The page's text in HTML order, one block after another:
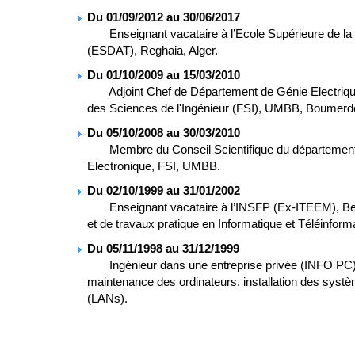
Du 01/09/2012 au 30/06/2017
Enseignant vacataire à l’Ecole Supérieure de la
(ESDAT), Reghaia, Alger.
Du 01/10/2009 au 15/03/2010
Adjoint Chef de Département de Génie
des Sciences de l'Ingénieur (FSI), UMBB,
Du 05/10/2008 au 30/03/2010
Membre du Conseil Scientifique du
Electronique, FSI, UMBB.
Du 02/10/1999 au 31/01/2002
Enseignant vacataire à l’INSFP (Ex-ITEEM),
et de travaux pratique en Informatique et
Du 05/11/1998 au 31/12/1999
Ingénieur dans une entreprise privée (INFO
maintenance des ordinateurs, installation des
(LANs).